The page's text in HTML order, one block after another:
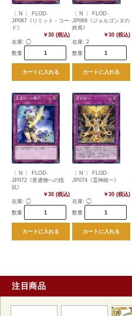
〔 N 〕 FLOD-
JP067《リミット・コー
ド》
￥30 (税込)
在庫: ◯
数量
カートに入れる
〔 N 〕 FLOD-
JP069《ジェルゴンヌの
終焉》
￥30 (税込)
在庫: 2
数量
カートに入れる
〔 N 〕 FLOD-
JP072《星遺物への抵
抗》
￥30 (税込)
在庫: ◯
数量
カートに入れる
〔 N 〕 FLOD-
JP074《霊神統一》
￥30 (税込)
在庫: ◯
数量
カートに入れる
注目商品